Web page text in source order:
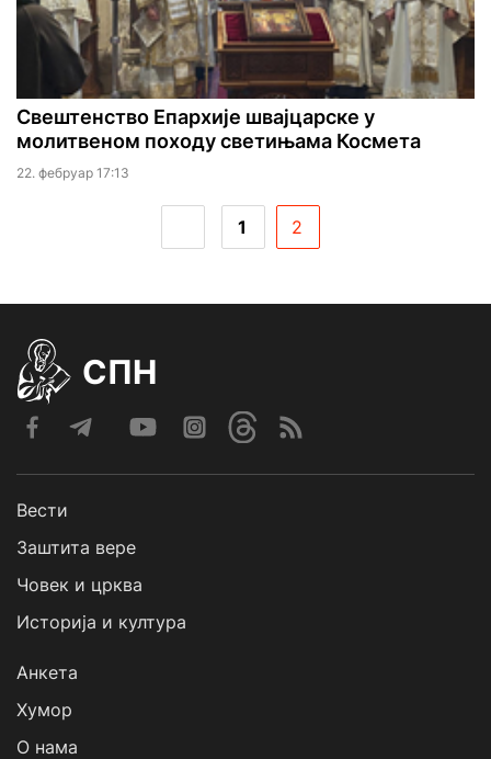
Свештенство Епархије швајцарске у
молитвеном походу светињама Космета
22. фебруар 17:13
1 2
СПН
Вести
Заштита вере
Човек и црква
Историја и култура
Анкета
Хумор
О нама